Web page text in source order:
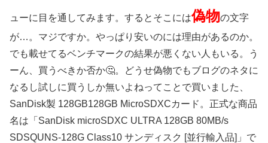
ューに目を通してみます。するとそこには偽物の文字
が…。マジですか。やっぱり安いのには理由があるのか。
でも載せてるベンチマークの結果が悪くない人もいる。う
ーん、買うべきか否か🤔。どうせ偽物でもブログのネタに
なるし試しに買うしか無いよねってことで買いました、
SanDisk製 128GB128GB MicroSDXCカード。正式な商品
名は「SanDisk microSDXC ULTRA 128GB 80MB/s
SDSQUNS-128G Class10 サンディスク [並行輸入品]」で